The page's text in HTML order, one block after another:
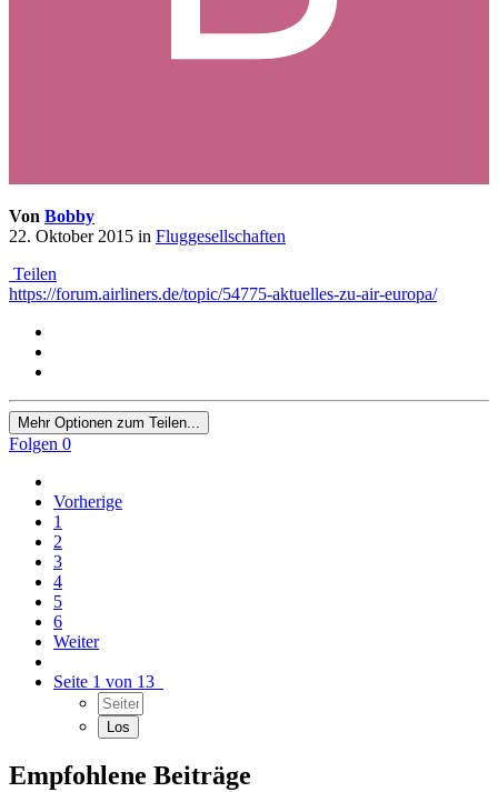
Von Bobby
22. Oktober 2015 in Fluggesellschaften
Teilen
https://forum.airliners.de/topic/54775-aktuelles-zu-air-europa/
Mehr Optionen zum Teilen...
Folgen 0
Vorherige
1
2
3
4
5
6
Weiter
Seite 1 von 13
Empfohlene Beiträge